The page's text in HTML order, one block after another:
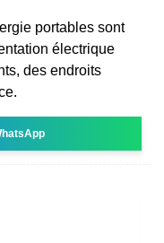
portables sont
électrique
des endroits